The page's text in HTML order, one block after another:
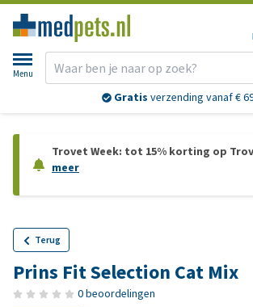
Menu
Gratis verzending vanaf €
Trovet Week: tot 15% korting op
meer
Terug
Prins Fit Selection Cat Mix
0 beoordelingen